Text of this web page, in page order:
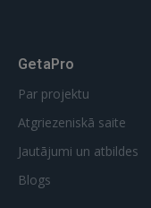
GetaPro
Par projektu
Atgriezeniskā saite
Jautājumi un atbildes
Blogs